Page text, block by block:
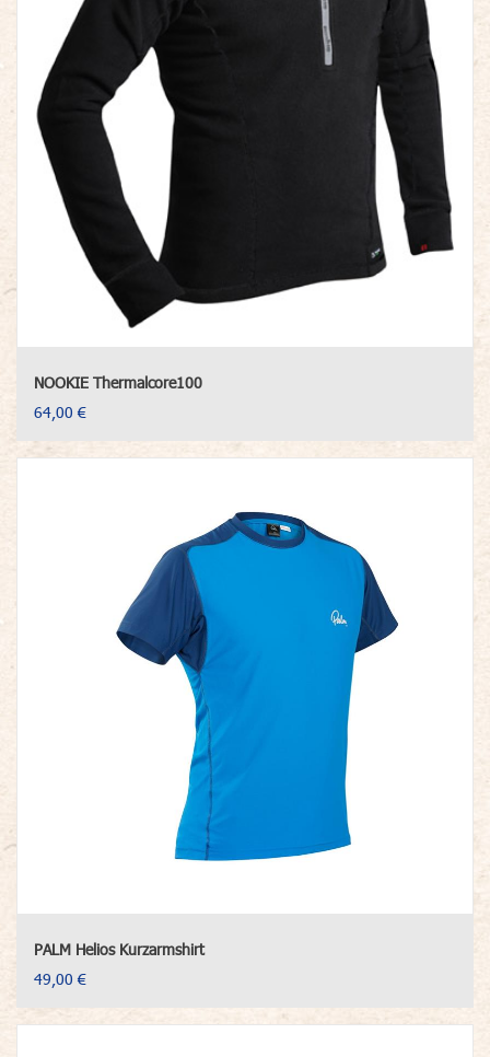
NOOKIE Thermalcore100
64,00 €
PALM Helios Kurzarmshirt
49,00 €